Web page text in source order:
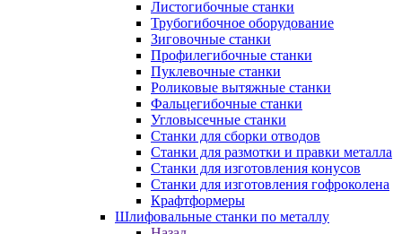
Листогибочные станки
Трубогибочное оборудование
Зиговочные станки
Профилегибочные станки
Пуклевочные станки
Роликовые вытяжные станки
Фальцегибочные станки
Угловысечные станки
Станки для сборки отводов
Станки для размотки и правки металла
Станки для изготовления конусов
Станки для изготовления гофроколена
Крафтформеры
Шлифовальные станки по металлу